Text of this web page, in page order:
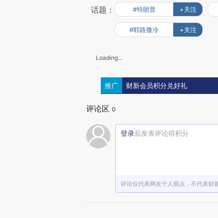
话题： #特朗普 +关注
#耶路撒冷 +关注
Loading...
推广 财新会员积分兑好礼
评论区 0
登录后发表评论得积分
评论仅代表网友个人观点，不代表财